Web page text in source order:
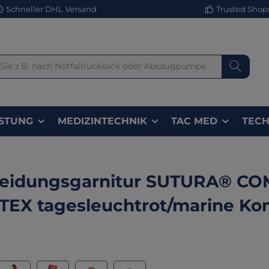
Schneller DHL Versand Trusted
MEDIZINTECHNIK TAC MED
SUTURA®
tagesleuchtrot/marine
überspringen